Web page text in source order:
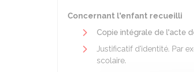
Concernant l'enfant recueilli
Copie intégrale de l'acte
Justificatif d'identité. Par
scolaire.